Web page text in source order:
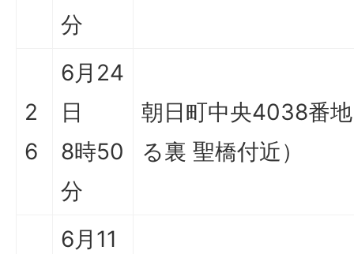
分
2
6
6月24
日
8時50
分
朝日町中央4038番
る裏 聖橋付近）
6月11